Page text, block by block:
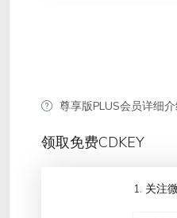
尊享版PLUS会员详细
领取免费CDKEY
1. 关注